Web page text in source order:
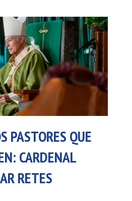
PASTORES QUE
CARDENAL
RETES